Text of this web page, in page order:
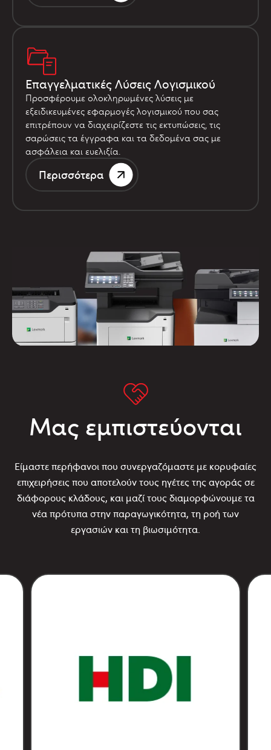
Επαγγελματικές Λύσεις Λογισμικού
Προσφέρουμε ολοκληρωμένες λύσεις με
εξειδικευμένες εφαρμογές λογισμικού που σας
επιτρέπουν να διαχειρίζεστε τις εκτυπώσεις, τις
σαρώσεις τα έγγραφα και τα δεδομένα σας με
ασφάλεια και ευελιξία.
Περισσότερα
Μας εμπιστεύονται
Είμαστε περήφανοι που συνεργαζόμαστε με κορυφαίες
επιχειρήσεις που αποτελούν τους ηγέτες της αγοράς σε
διάφορους κλάδους, και μαζί τους διαμορφώνουμε τα
νέα πρότυπα στην παραγωγικότητα, τη ροή των
εργασιών και τη βιωσιμότητα.